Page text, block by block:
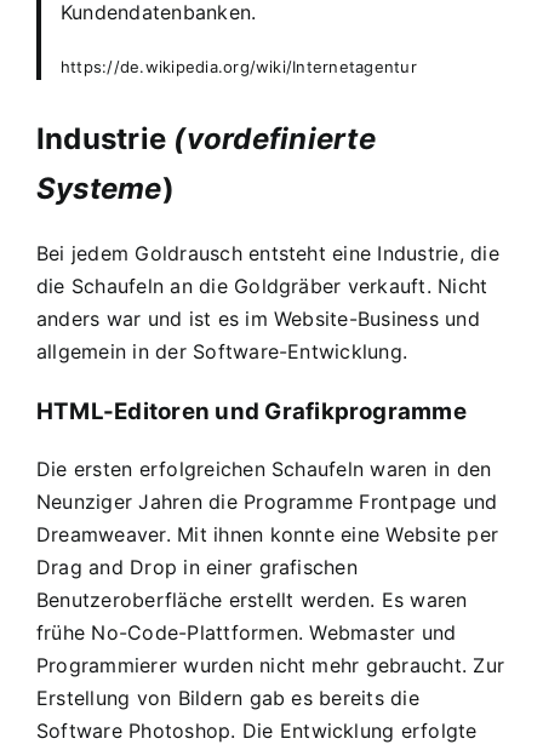
Kundendatenbanken.
https://de.wikipedia.org/wiki/Internetagentur
Industrie (vordefinierte
Systeme)
Bei jedem Goldrausch entsteht eine Industrie, die
die Schaufeln an die Goldgräber verkauft. Nicht
anders war und ist es im Website-Business und
allgemein in der Software-Entwicklung.
HTML-Editoren und Grafikprogramme
Die ersten erfolgreichen Schaufeln waren in den
Neunziger Jahren die Programme Frontpage und
Dreamweaver. Mit ihnen konnte eine Website per
Drag and Drop in einer grafischen
Benutzeroberfläche erstellt werden. Es waren
frühe No-Code-Plattformen. Webmaster und
Programmierer wurden nicht mehr gebraucht. Zur
Erstellung von Bildern gab es bereits die
Software Photoshop. Die Entwicklung erfolgte